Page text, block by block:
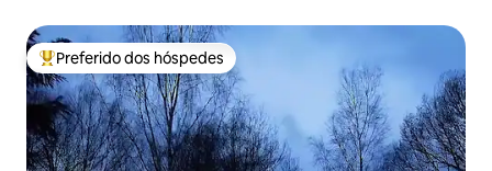
Entre os melhores preferidos dos hóspedes
Preferido dos hóspedes